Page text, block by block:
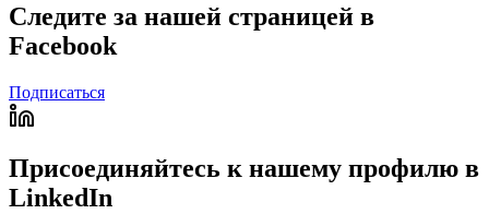
Следите за нашей страницей в
Facebook
Подписаться
Присоединяйтесь к нашему профилю в
LinkedIn